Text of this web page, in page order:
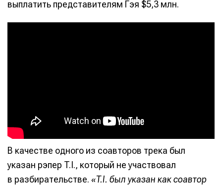
выплатить представителям Гэя $5,3 млн.
В качестве одного из соавторов трека был
указан рэпер T.I., который не участвовал
в разбирательстве. «T.I. был указан как соавтор